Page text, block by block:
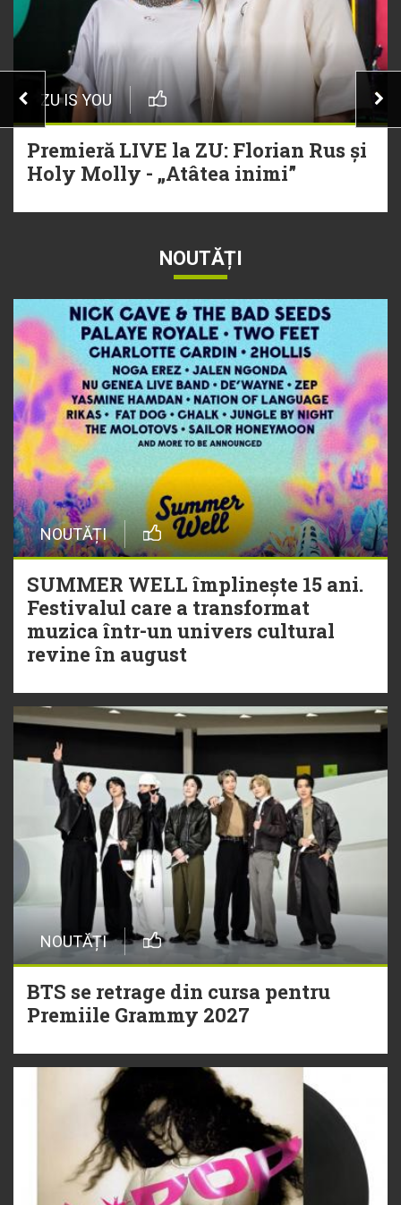
ZU IS YOU
Premieră LIVE la ZU: Florian Rus și
Holy Molly - „Atâtea inimi”
NOUTĂȚI
NOUTĂȚI
SUMMER WELL împlinește 15 ani.
Festivalul care a transformat
muzica într-un univers cultural
revine în august
NOUTĂȚI
BTS se retrage din cursa pentru
Premiile Grammy 2027